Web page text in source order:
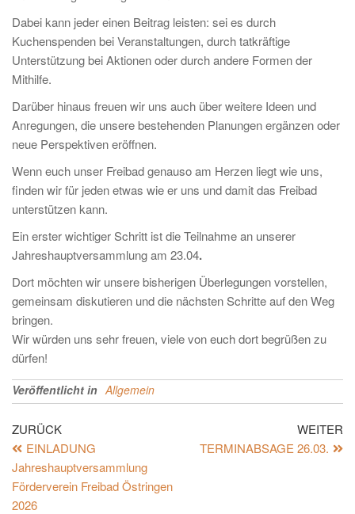
Dabei kann jeder einen Beitrag leisten: sei es durch
Kuchenspenden bei Veranstaltungen, durch tatkräftige
Unterstützung bei Aktionen oder durch andere Formen der
Mithilfe.
Darüber hinaus freuen wir uns auch über weitere Ideen und
Anregungen, die unsere bestehenden Planungen ergänzen oder
neue Perspektiven eröffnen.
Wenn euch unser Freibad genauso am Herzen liegt wie uns,
finden wir für jeden etwas wie er uns und damit das Freibad
unterstützen kann.
Ein erster wichtiger Schritt ist die Teilnahme an unserer
Jahreshauptversammlung am 23.04.
Dort möchten wir unsere bisherigen Überlegungen vorstellen,
gemeinsam diskutieren und die nächsten Schritte auf den Weg
bringen.
Wir würden uns sehr freuen, viele von euch dort begrüßen zu
dürfen!
Veröffentlicht in Allgemein
ZURÜCK
EINLADUNG
Jahreshauptversammlung
Förderverein Freibad Östringen
2026
WEITER
TERMINABSAGE 26.03.